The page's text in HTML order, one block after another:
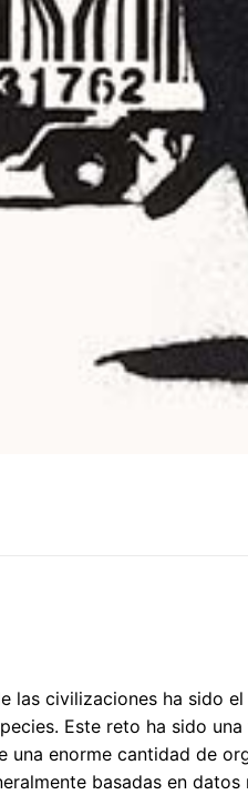
las civilizaciones ha sido
Este reto ha sido
enorme cantidad de
basadas en